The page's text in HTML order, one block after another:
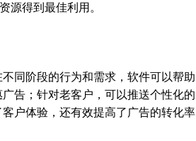
源得到最佳利用。
同阶段的行为和需求，软件可以帮助
告；针对老客户，可以推送个性化的
户体验，还有效提高了广告的转化率